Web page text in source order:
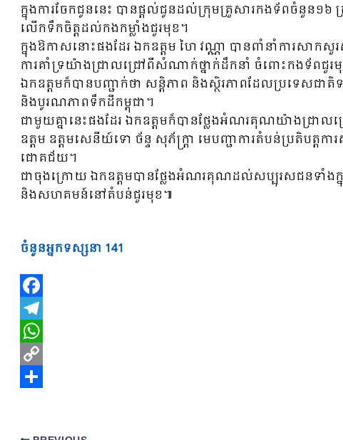
ក្នុងការចែកជូននេះ បានផ្តល់ជូនដល់ក្រុមគ្រួសារកងទ័ពចំនួន
លើកទឹកចិត្តដល់កងកម្លាំងជួរមុខ។
ក្នុងឱកាសនោះផងដែរ ឯកឧត្តម ហៃ វណ្ណា បានពាំនាំការស
ការគាំទ្រយ៉ាងជ្រាលជ្រៅពីសំណាក់ថ្នាក់ដឹកនាំ ចំពោះកងទ័ពជួរ
ឯកឧត្តមក៏បានបញ្ជាក់ថា សន្តិភាព និងស្ថិរភាពដែលប្រទេសជា
និងបូរណភាពទឹកដីកម្ពុជា។
ជាមួយគ្នានេះផងដែរ ឯកឧត្តមក៏បានថ្លែងអំណរគុណយ៉ាងជ្រា
ឧត្តម ឧត្តមសេនីយ៍ទោ ច័ន្ទ សុភ័ក្ត្រា មេបញ្ជាការតំបន់ប្រតិបត្
ជោគជ័យ។
ជាចុងក្រោយ ឯកឧត្តមបានថ្លែងអំណរគុណដល់សប្បុរសជនទាំងក្
និងសហគមន៍នៅតំបន់ជួរមុខ៕
ចំនួនអ្នកទស្សនា 141
Facebook
Telegram
WhatsApp
Copy